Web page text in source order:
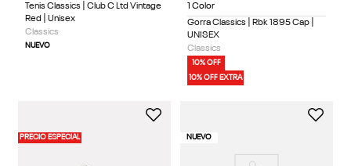
Tenis Classics | Club C Ltd Vintage
Red | Unisex
Classics
NUEVO
1 Color
Gorra Classics | Rbk 1895 Cap |
UNISEX
Classics
10% OFF
10% OFF EXTRA
PRECIO ESPECIAL NUEVO